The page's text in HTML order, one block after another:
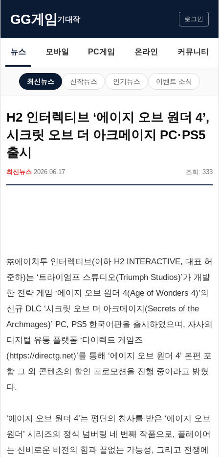
GG게임기대작 로그인
뉴스 모바일 PC게임 온라인 커뮤니티
최신뉴스 신작뉴스 인기뉴스 이벤트 소식
H2 인터렉티브 ‘에이지 오브 원더 4’,
시크릿 오브 더 아크메이지 PC·PS5
출시
최신뉴스 2026.06.17 조회: 333
㈜에이치투 인터렉티브(이하 H2 INTERACTIVE, 대표 허
준하)는 ‘트라이엄프 스튜디오(Triumph Studios)’가 개발
한 전략 게임 ‘에이지 오브 원더 4(Age of Wonders 4)’의
신규 DLC ‘시크릿 오브 더 아크메이지(Secrets of the
Archmages)’ PC, PS5 한국어판을 출시하였으며, 자사의
디지털 유통 플랫폼 ‘다이렉트 게임즈
(https://directg.net)’를 통해 ‘에이지 오브 원더 4’ 본편 포
함 그 외 콘텐츠의 할인 프로모션을 진행 중이라고 밝혔
다.
‘에이지 오브 원더 4’는 평단의 찬사를 받은 ‘에이지 오브
원더’ 시리즈의 정식 넘버링 네 번째 작품으로, 플레이어
는 신비로운 비전의 힘과 끝없는 가능성, 그리고 전쟁에